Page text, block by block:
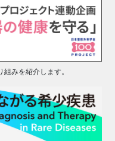
みを紹介します。